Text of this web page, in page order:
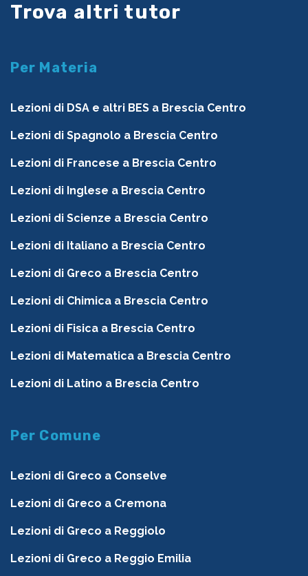
Trova altri tutor
Per Materia
Lezioni di DSA e altri BES a Brescia Centro
Lezioni di Spagnolo a Brescia Centro
Lezioni di Francese a Brescia Centro
Lezioni di Inglese a Brescia Centro
Lezioni di Scienze a Brescia Centro
Lezioni di Italiano a Brescia Centro
Lezioni di Greco a Brescia Centro
Lezioni di Chimica a Brescia Centro
Lezioni di Fisica a Brescia Centro
Lezioni di Matematica a Brescia Centro
Lezioni di Latino a Brescia Centro
Per Comune
Lezioni di Greco a Conselve
Lezioni di Greco a Cremona
Lezioni di Greco a Reggiolo
Lezioni di Greco a Reggio Emilia